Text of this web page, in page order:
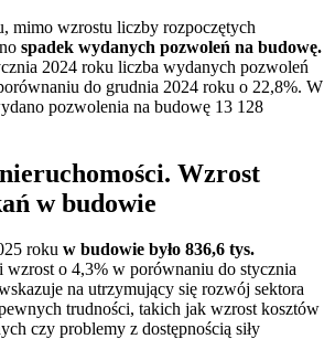
mimo wzrostu liczby rozpoczętych
spadek wydanych pozwoleń na budowę.
2024 roku liczba wydanych pozwoleń
do grudnia 2024 roku o 22,8%. W
pozwolenia na budowę 13 128
Wzrost
w budowie
roku w budowie było 836,6 tys.
wzrost o 4,3% w porównaniu do stycznia
na utrzymujący się rozwój sektora
trudności, takich jak wzrost kosztów
czy problemy z dostępnością siły